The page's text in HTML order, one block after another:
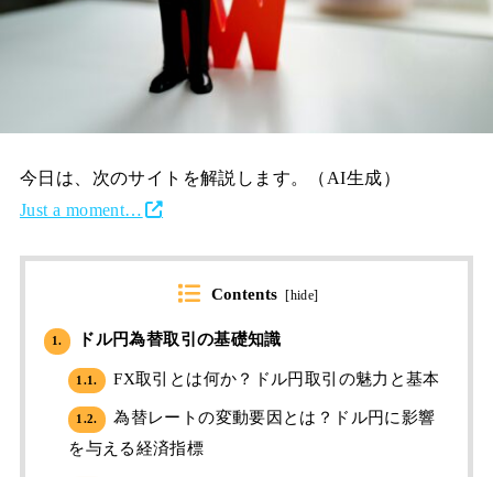
今日は、次のサイトを解説します。（AI生成）
Just a moment…
Contents [hide]
1. ドル円為替取引の基礎知識
1.1. FX取引とは何か？ドル円取引の魅力と基本
1.2.
為替レートの変動要因とは？ドル円に影響
を与える経済指標